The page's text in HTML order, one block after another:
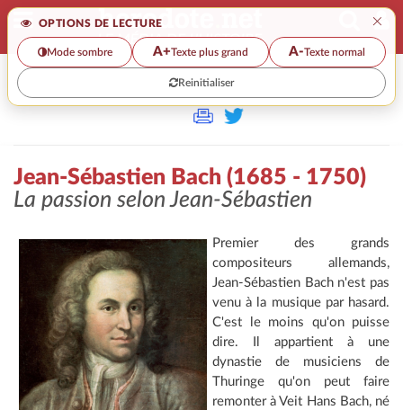
OPTIONS DE LECTURE ×
Mode sombre A+Texte plus grand A-Texte normal
Reinitialiser
>> JEAN-SÉBASTIEN BACH (1685 - 1750)
Jean-Sébastien Bach (1685 - 1750)
La passion selon Jean-Sébastien
Premier des grands
compositeurs allemands,
Jean-Sébastien Bach n'est pas
venu à la musique par hasard.
C'est le moins qu'on puisse
dire. Il appartient à une
dynastie de musiciens de
Thuringe qu'on peut faire
remonter à Veit Hans Bach, né